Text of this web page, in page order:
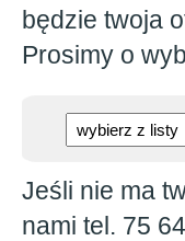
będzie twoja
Prosimy o
Jeśli nie ma
nami tel. 75